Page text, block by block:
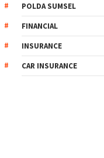
POLDA SUMSEL
FINANCIAL
INSURANCE
CAR INSURANCE